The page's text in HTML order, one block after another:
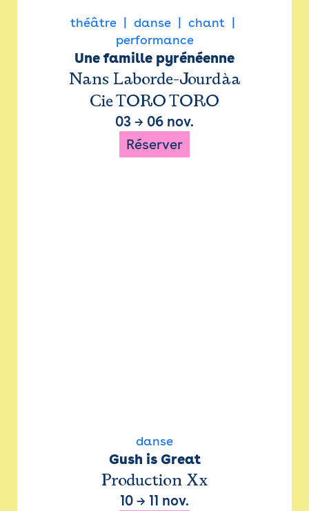
théâtre danse
chant
performance
Une famille pyrénéenne
Nans Laborde-Jourdàa
Cie TORO TORO
03 → 06 nov.
Réserver
danse
Gush is Great
Production Xx
10 → 11 nov.